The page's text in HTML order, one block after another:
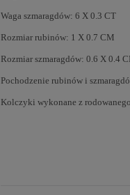
Waga szmaragdów: 6 X 0.3 CT
Rozmiar rubinów: 1 X 0.7 CM
Rozmiar szmaragdów: 0.6 X 0.4
Pochodzenie rubinów i
Kolczyki wykonane z